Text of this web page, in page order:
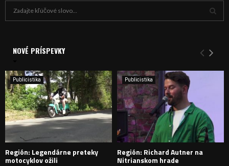
i
e
:
Y
H
D
NOVÉ PRÍSPEVKY
Publicistika
Región: Legendárne preteky
motocyklov ožili
Publicistika
Región: Richard Autner na
Nitrianskom hrade